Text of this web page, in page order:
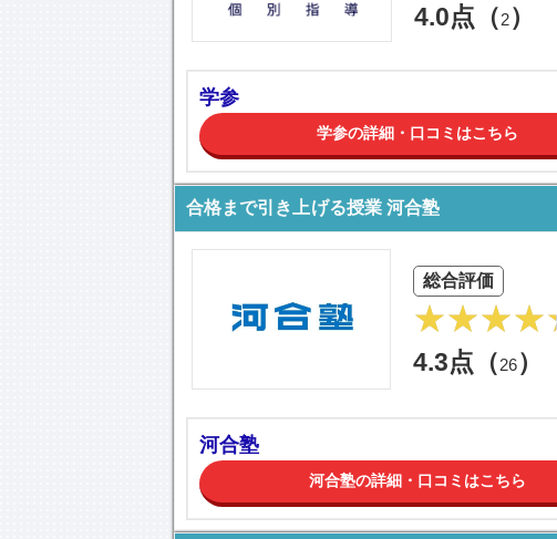
4.0点（2）
学参
学参の詳細・口コミはこちら
合格まで引き上げる授業 河合塾
総合評価
4.3点（26）
河合塾
河合塾の詳細・口コミはこちら